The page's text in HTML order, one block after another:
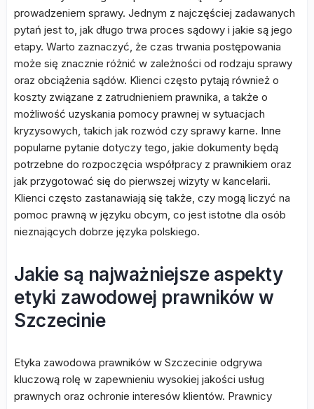
prowadzeniem sprawy. Jednym z najczęściej zadawanych
pytań jest to, jak długo trwa proces sądowy i jakie są jego
etapy. Warto zaznaczyć, że czas trwania postępowania
może się znacznie różnić w zależności od rodzaju sprawy
oraz obciążenia sądów. Klienci często pytają również o
koszty związane z zatrudnieniem prawnika, a także o
możliwość uzyskania pomocy prawnej w sytuacjach
kryzysowych, takich jak rozwód czy sprawy karne. Inne
popularne pytanie dotyczy tego, jakie dokumenty będą
potrzebne do rozpoczęcia współpracy z prawnikiem oraz
jak przygotować się do pierwszej wizyty w kancelarii.
Klienci często zastanawiają się także, czy mogą liczyć na
pomoc prawną w języku obcym, co jest istotne dla osób
nieznających dobrze języka polskiego.
Jakie są najważniejsze aspekty
etyki zawodowej prawników w
Szczecinie
Etyka zawodowa prawników w Szczecinie odgrywa
kluczową rolę w zapewnieniu wysokiej jakości usług
prawnych oraz ochronie interesów klientów. Prawnicy